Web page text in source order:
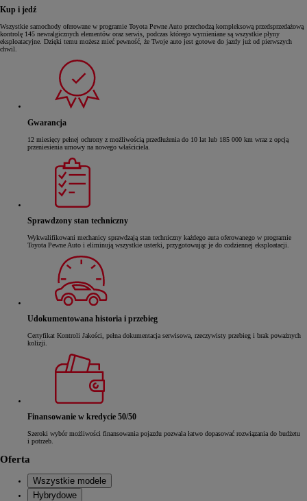
Kup i jedź
Wszystkie samochody oferowane w programie Toyota Pewne Auto przechodzą kompleksową przedsprzedażową
kontrolę 145 newralgicznych elementów oraz serwis, podczas którego wymieniane są wszystkie płyny
eksploatacyjne. Dzięki temu możesz mieć pewność, że Twoje auto jest gotowe do jazdy już od pierwszych
chwil.
Gwarancja
12 miesięcy pełnej ochrony z możliwością przedłużenia do 10 lat lub 185 000 km wraz z opcją
przeniesienia umowy na nowego właściciela.
Sprawdzony stan techniczny
Wykwalifikowani mechanicy sprawdzają stan techniczny każdego auta oferowanego w programie
Toyota Pewne Auto i eliminują wszystkie usterki, przygotowując je do codziennej eksploatacji.
Udokumentowana historia i przebieg
Certyfikat Kontroli Jakości, pełna dokumentacja serwisowa, rzeczywisty przebieg i brak poważnych
kolizji.
Finansowanie w kredycie 50/50
Szeroki wybór możliwości finansowania pojazdu pozwala łatwo dopasować rozwiązania do budżetu
i potrzeb.
Oferta
Wszystkie modele
Hybrydowe